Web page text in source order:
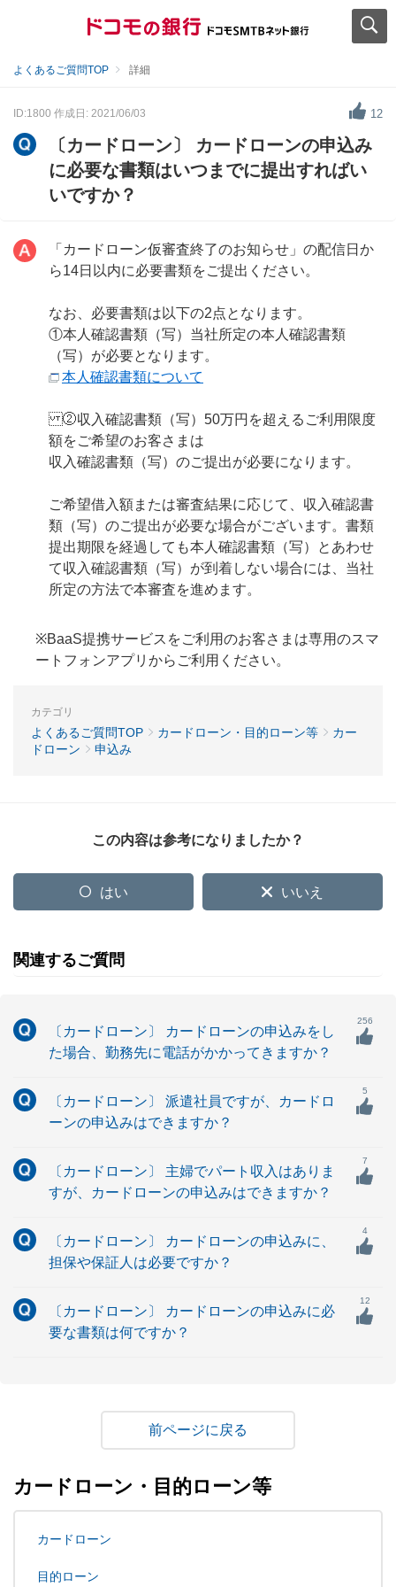
よくあるご質問TOP 詳細
ID:1800 作成日: 2021/06/03 12
〔カードローン〕 カードローンの申込み
に必要な書類はいつまでに提出すればい
いですか？
「カードローン仮審査終了のお知らせ」の配信日か
ら14日以内に必要書類をご提出ください。
なお、必要書類は以下の2点となります。
①本人確認書類（写） 当社所定の本人確認書類
（写）が必要となります。
本人確認書類について
②収入確認書類（写） 50万円を超えるご利用限度
額をご希望のお客さまは
収入確認書類（写）のご提出が必要になります。
ご希望借入額または審査結果に応じて、収入確認書
類（写）のご提出が必要な場合がございます。書類
提出期限を経過しても本人確認書類（写）とあわせ
て収入確認書類（写）が到着しない場合には、当社
所定の方法で本審査を進めます。
※BaaS提携サービスをご利用のお客さまは専用のスマ
ートフォンアプリからご利用ください。
カテゴリ
よくあるご質問TOP カードローン・目的ローン等
カー
ドローン
申込み
この内容は参考になりましたか？
はい いいえ
関連するご質問
〔カードローン〕 カードローンの申込みをし
た場合、勤務先に電話がかかってきますか？
256
〔カードローン〕 派遣社員ですが、カードロ
ーンの申込みはできますか？
5
〔カードローン〕 主婦でパート収入はありま
すが、カードローンの申込みはできますか？
7
〔カードローン〕 カードローンの申込みに、
担保や保証人は必要ですか？
4
〔カードローン〕 カードローンの申込みに必
要な書類は何ですか？
12
戻る
カードローン・目的ローン等
カードローン
目的ローン